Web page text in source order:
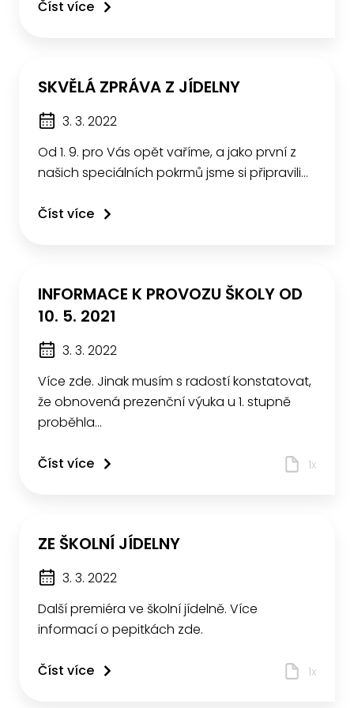
Číst více
SKVĚLÁ ZPRÁVA Z JÍDELNY
3. 3. 2022
Od 1. 9. pro Vás opět vaříme, a jako první z
našich speciálních pokrmů jsme si připravili…
Číst více
INFORMACE K PROVOZU ŠKOLY OD
10. 5. 2021
3. 3. 2022
Více zde. Jinak musím s radostí konstatovat,
že obnovená prezenční výuka u 1. stupně
proběhla…
Číst více 1x
ZE ŠKOLNÍ JÍDELNY
3. 3. 2022
Další premiéra ve školní jídelně. Více
informací o pepitkách zde.
Číst více 1x